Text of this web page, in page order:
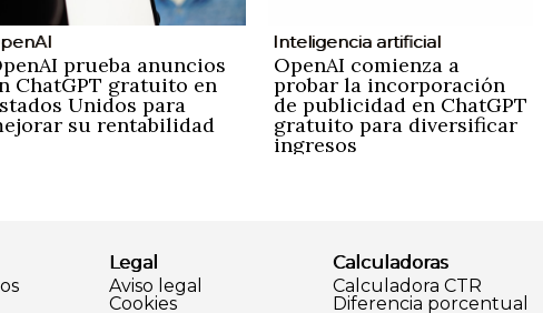
prueba anuncios
ChatGPT gratuito en
Unidos para
su rentabilidad
Inteligencia artificial
OpenAI comienza a
probar la incorporación
de publicidad en ChatGPT
gratuito para diversificar
ingresos
Legal
Aviso legal
Cookies
Calculadoras
Calculadora CTR
Diferencia porcentual